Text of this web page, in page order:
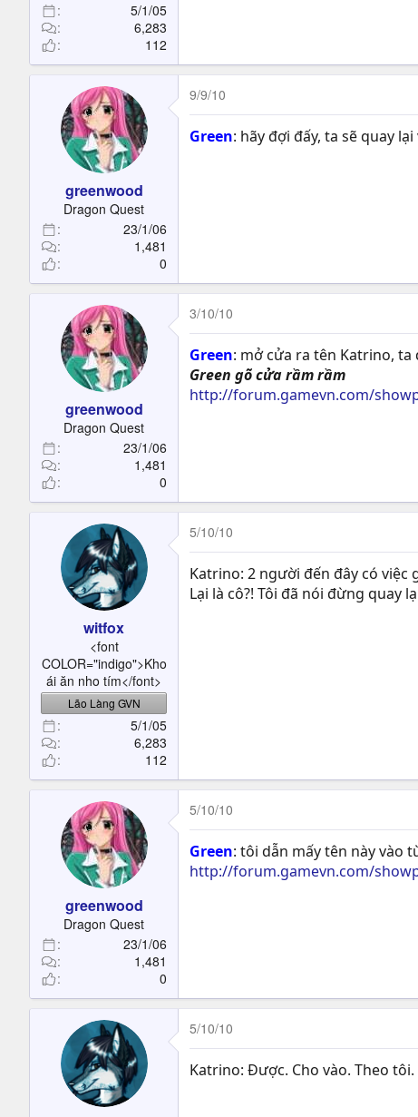
5/1/05
6,283
112
greenwood
Dragon Quest
23/1/06
1,481
0
9/9/10
Green: hãy đợi đấy, ta sẽ quay
greenwood
Dragon Quest
23/1/06
1,481
0
3/10/10
Green: mở cửa ra tên Katrino,
Green gõ cửa rầm rầm
http://forum.gamevn.com/
witfox
<font
COLOR="indigo">Kho
ái ăn nho tím</font>
Lão Làng GVN
5/1/05
6,283
112
5/10/10
Katrino: 2 người đến đây có việc
Lại là cô?! Tôi đã nói đừng quay
greenwood
Dragon Quest
23/1/06
1,481
0
5/10/10
Green: tôi dẫn mấy tên này vào
http://forum.gamevn.com/
5/10/10
Katrino: Được. Cho vào. Theo tôi.